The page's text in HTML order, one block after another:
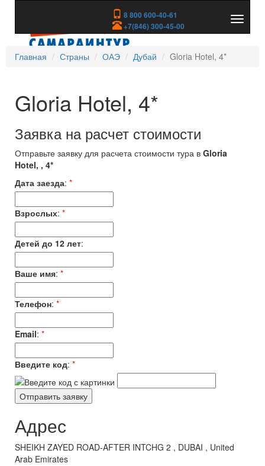
8 800 600-40-61
+7(846) 300-45-00
скрыть
Главная
Страны ОАЭ Дубай Gloria Hotel, 4*
Gloria Hotel, 4*
Заявка на расчет стоимости
Отправьте заявку для расчета стоимости тура в Gloria
Hotel, , 4*
Дата заезда: *
Взрослых: *
Детей до 12 лет:
Ваше имя: *
Телефон: *
Email: *
Введите код: *
Адрес
SHEIKH ZAYED ROAD-AFTER INTCHG 2 , DUBAI , United
Arab Emirates